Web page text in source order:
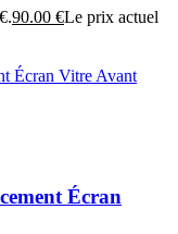
90.00 €Le prix actuel
Écran